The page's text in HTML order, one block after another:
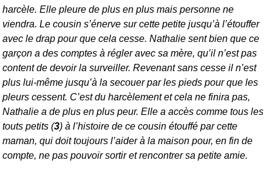
harcèle. Elle pleure de plus en plus mais personne ne
viendra. Le cousin s’énerve sur cette petite jusqu’à l’étouffer
avec le drap pour que cela cesse. Nathalie sent bien que ce
garçon a des comptes à régler avec sa mère, qu’il n’est pas
content de devoir la surveiller. Revenant sans cesse il n’est
plus lui-même jusqu’à la secouer par les pieds pour que les
pleurs cessent. C’est du harcèlement et cela ne finira pas,
Nathalie a de plus en plus peur. Elle a accès comme tous les
touts petits (3) à l’histoire de ce cousin étouffé par cette
maman, qui doit toujours l’aider à la maison pour, en fin de
compte, ne pas pouvoir sortir et rencontrer sa petite amie.